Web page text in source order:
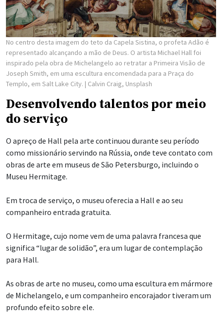
No centro desta imagem do teto da Capela Sistina, o profeta Adão é
representado alcançando a mão de Deus. O artista Michael Hall foi
inspirado pela obra de Michelangelo ao retratar a Primeira Visão de
Joseph Smith, em uma escultura encomendada para a Praça do
Templo, em Salt Lake City. | Calvin Craig, Unsplash
Desenvolvendo talentos por meio
do serviço
O apreço de Hall pela arte continuou durante seu período
como missionário servindo na Rússia, onde teve contato com
obras de arte em museus de São Petersburgo, incluindo o
Museu Hermitage.
Em troca de serviço, o museu oferecia a Hall e ao seu
companheiro entrada gratuita.
O Hermitage, cujo nome vem de uma palavra francesa que
significa “lugar de solidão”, era um lugar de contemplação
para Hall.
As obras de arte no museu, como uma escultura em mármore
de Michelangelo, e um companheiro encorajador tiveram um
profundo efeito sobre ele.